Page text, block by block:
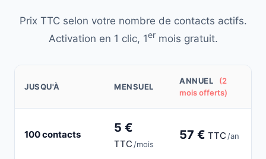
Prix TTC selon votre nombre de contacts actifs.
Activation en 1 clic, 1ermois gratuit.
JUSQU'À MENSUEL
ANNUEL
(2
mois offerts)
100 contacts 5 €
TTC/mois
57 € TTC/an